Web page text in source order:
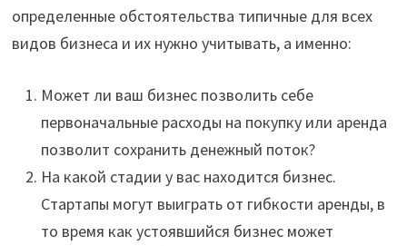
определенные обстоятельства типичные для всех
видов бизнеса и их нужно учитывать, а именно:
Может ли ваш бизнес позволить себе
первоначальные расходы на покупку или аренда
позволит сохранить денежный поток?
На какой стадии у вас находится бизнес.
Стартапы могут выиграть от гибкости аренды, в
то время как устоявшийся бизнес может